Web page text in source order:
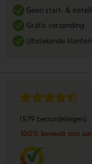
Geen start- &
Gratis verzending
Uitstekende
(579 beoordelingen)
100% beveelt ons